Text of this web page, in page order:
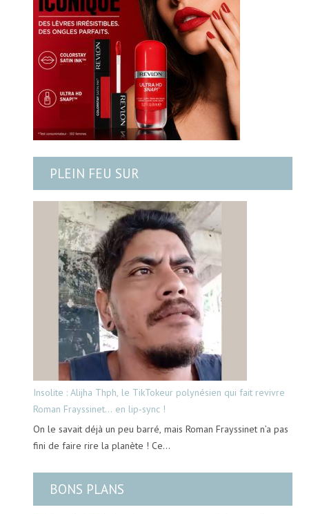
PLEIN FEU SUR
Insolite : Alijha Thph, le TikTokeur polynésien qui fait revivre
Roman Frayssinet… en lip-sync !
On le savait déjà un peu barré, mais Roman Frayssinet n’a pas
fini de faire rire la planète ! Ce…
BONS PLANS